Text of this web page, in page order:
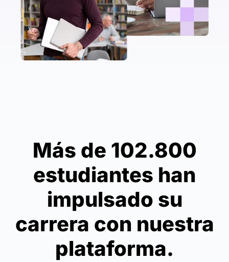
Más de 102.800
estudiantes han
impulsado su
carrera con nuestra
plataforma.